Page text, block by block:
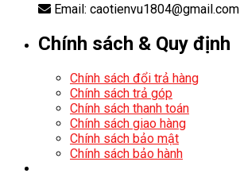
Email: caotienvu1804@gmail.com
Chính sách & Quy định
Chính sách đổi trả hàng
Chính sách trả góp
Chính sách thanh toán
Chính sách giao hàng
Chính sách bảo mật
Chính sách bảo hành